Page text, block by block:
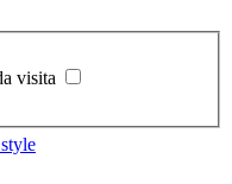
visita